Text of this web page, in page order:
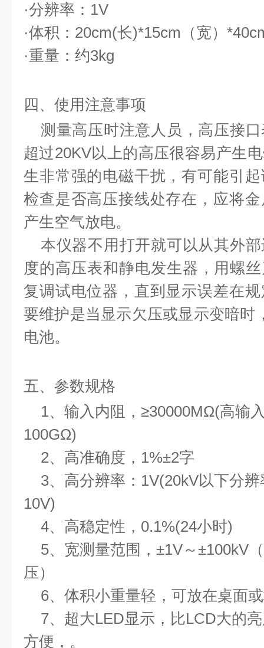
·分辨率： 1V
·体积： 20cm(长)*15cm （宽）
·重量：约3kg
四、使用注意事项
测量高压时注意人员，高压接
超过20KV以上的高压很容易产生
生非常强的电磁干扰，有可能引
检查是否高压接线处存在，应将
产生空气放电。
本仪器不用打开就可以从其外
度的高压表和静电发生器，用螺
复调试电位器，直到显示误差在
要维护是当显示欠压或显示变暗时
电池。
五、参数规格
1、输入内阻，≥30000MΩ(高输
100GΩ)
2、高准确度， 1%±2字
3、高分辨率： 1V(20kV以下分辨
10V)
4、高稳定性， 0.1%(24小时)
5、宽测量范围，±1V～±100kV
压）
6、体积小重量轻，可放在桌面
7、超大LED显示，比LCD大的
方便，。